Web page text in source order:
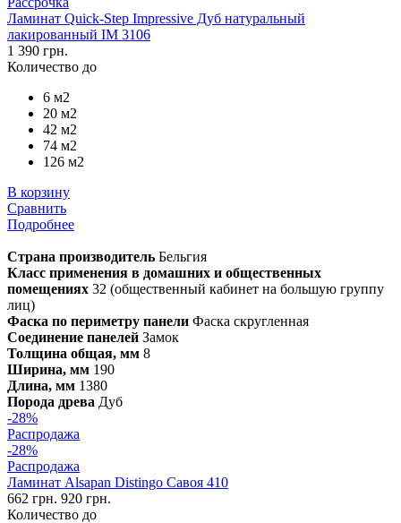
Ламинат Quick-Step Impressive Дуб натуральный
лакированный IM 3106
1 390 грн.
Количество до
6 м2
20 м2
42 м2
74 м2
126 м2
В корзину
Сравнить
Подробнее
Страна производитель Бельгия
Класс применения в домашних и общественных
помещениях 32 (общественный кабинет на большую группу
лиц)
Фаска по периметру панели Фаска скругленная
Соединение панелей Замок
Толщина общая, мм 8
Ширина, мм 190
Длина, мм 1380
Порода древа Дуб
-28%
Распродажа
-28%
Распродажа
Ламинат Alsapan Distingo Савоя 410
662 грн. 920 грн.
Количество до